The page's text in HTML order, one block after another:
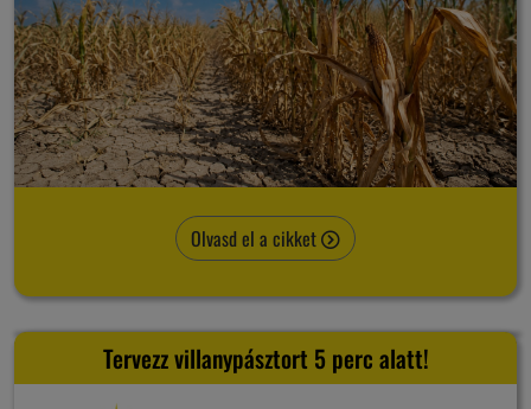
Olvasd el a cikket
Tervezz villanypásztort 5 perc alatt!